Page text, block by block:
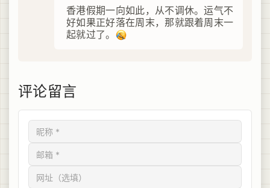
香港假期一向如此，从不调休。运气不
好如果正好落在周末，那就跟着周末一
起就过了。
评论留言